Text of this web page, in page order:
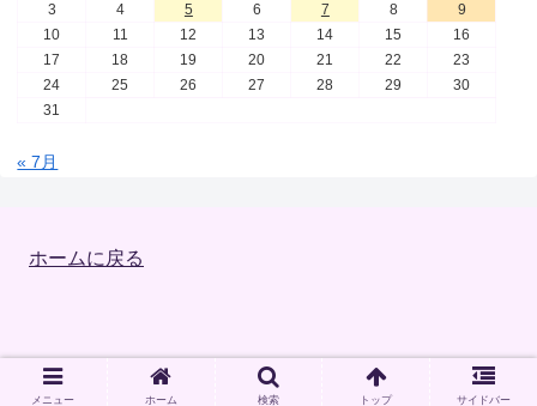
3
4 5 6 7 8
9
10
11 12 13 14 15
16
17
18 19 20 21 22
23
24
25 26 27 28 29
30
31
« 7月
ホームに戻る
Copyright © 2023 小川先生 のウェブサイト All Rights Reserved.
メニュー ホーム 検索 トップ サイドバー